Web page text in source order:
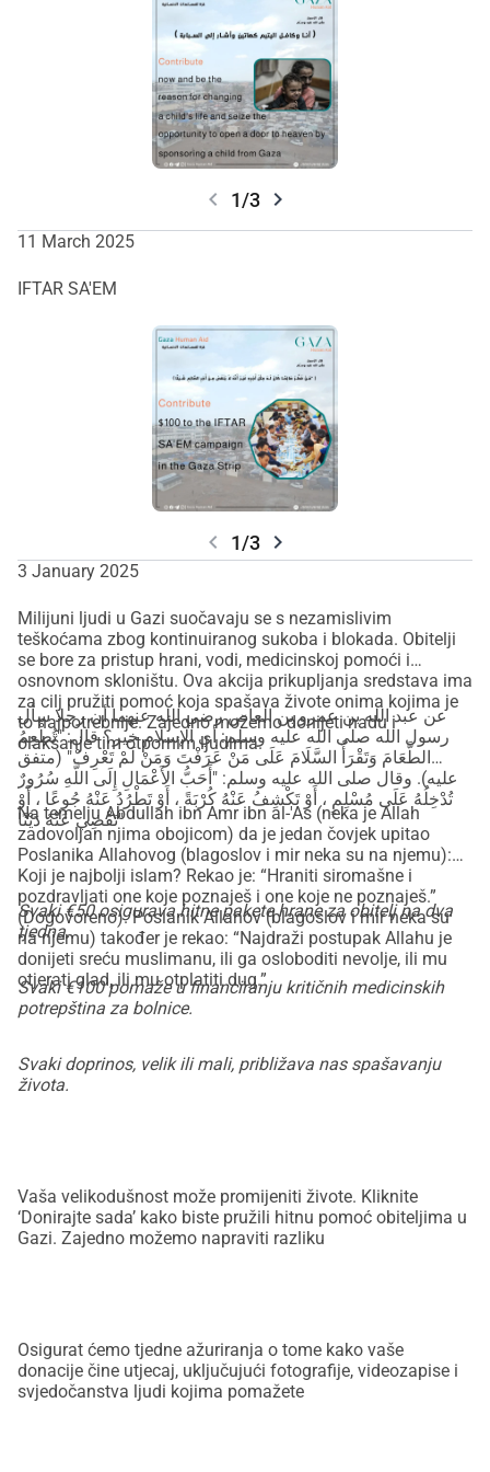
chevron_left 1/3 chevron_right
11 March 2025
IFTAR SA'EM
chevron_left 1/3 chevron_right
3 January 2025
Milijuni ljudi u Gazi suočavaju se s nezamislivim
teškoćama zbog kontinuiranog sukoba i blokada. Obitelji
se bore za pristup hrani, vodi, medicinskoj pomoći i
osnovnom skloništu. Ova akcija prikupljanja sredstava ima
za cilj pružiti pomoć koja spašava živote onima kojima je
to najpotrebnije. Zajedno možemo donijeti nadu i
olakšanje tim otpornim ljudima.
عن عبد الله بن عمرو بن العاص رضي الله عنهما أن رجلا سأل
رسول الله صلى الله عليه وسلم: أي الإسلام خير؟ قال: "تُطْعِمُ
الطَّعَامَ وَتَقْرَأُ السَّلَامَ عَلَى مَنْ عَرَفْتَ وَمَنْ لَمْ تَعْرِفْ" (متفق
عليه). وقال صلى الله عليه وسلم: "أَحَبُّ الأَعْمَالِ إِلَى اللَّهِ سُرُورٌ
تُدْخِلُهُ عَلَى مُسْلِمٍ ، أَوْ تَكْشِفُ عَنْهُ كُرْبَةً ، أَوْ تَطْرُدُ عَنْهُ جُوعًا ، أَوْ
تَقْضِي عَنْهُ دَيْنًا"
Na temelju Abdullah ibn Amr ibn al-'As (neka je Allah
zadovoljan njima obojicom) da je jedan čovjek upitao
Poslanika Allahovog (blagoslov i mir neka su na njemu):
Koji je najbolji islam? Rekao je: “Hraniti siromašne i
pozdravljati one koje poznaješ i one koje ne poznaješ.”
(Dogovoreno). Poslanik Allahov (blagoslov i mir neka su
na njemu) također je rekao: “Najdraži postupak Allahu je
donijeti sreću muslimanu, ili ga osloboditi nevolje, ili mu
otjerati glad, ili mu otplatiti dug.”
Svaki €50 osigurava hitne pakete hrane za obitelj na dva
tjedna.
Svaki €100 pomaže u financiranju kritičnih medicinskih
potrepština za bolnice.
Svaki doprinos, velik ili mali, približava nas spašavanju
života.
Vaša velikodušnost može promijeniti živote. Kliknite
‘Donirajte sada’ kako biste pružili hitnu pomoć obiteljima u
Gazi. Zajedno možemo napraviti razliku
Osigurat ćemo tjedne ažuriranja o tome kako vaše
donacije čine utjecaj, uključujući fotografije, videozapise i
svjedočanstva ljudi kojima pomažete